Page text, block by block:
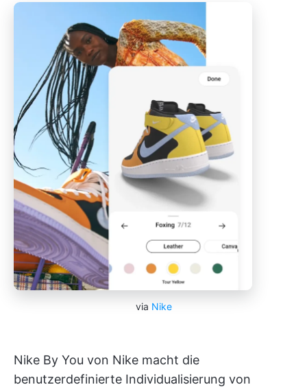
via Nike
Nike By You von Nike macht die
benutzerdefinierte Individualisierung von